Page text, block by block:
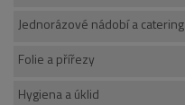
Jednorázové nádobí a catering
Folie a přířezy
Hygiena a úklid